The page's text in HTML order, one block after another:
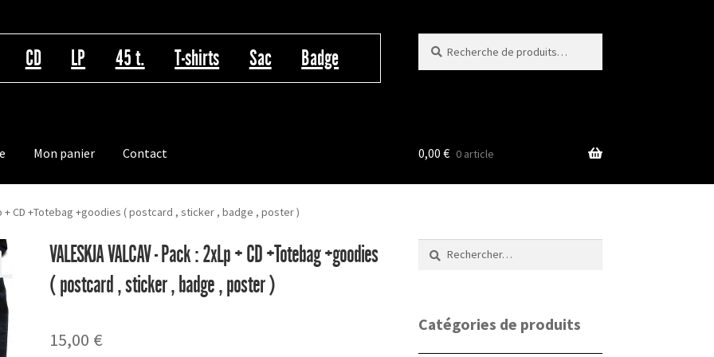
CD LP 45 t. T-shirts Sac Badge
pour :
Mon panier Contact 0,00 € 0 article
+ CD +Totebag +goodies ( postcard , sticker , badge , poster )
VALESKJA VALCAV - Pack : 2xLp + CD +Totebag +goodies
( postcard , sticker , badge , poster )
15,00 €
Catégories de produits